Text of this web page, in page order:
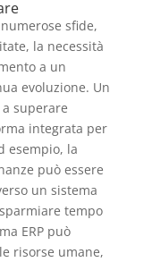
sfide,
la necessità
a un
evoluzione. Un
superare
integrata per
esempio, la
può essere
un sistema
tempo
ERP può
risorse umane,